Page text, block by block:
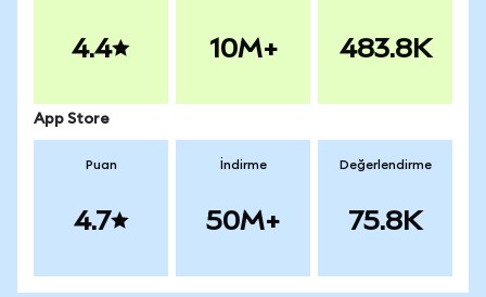
4.4 10M+ 483.8K
App Store
Puan
4.7
İndirme
50M+
Değerlendirme
75.8K